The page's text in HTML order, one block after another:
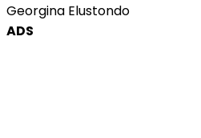
Georgina Elustondo
ADS